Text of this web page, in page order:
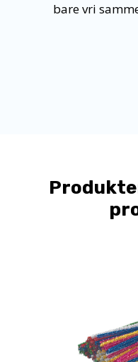
bare vri